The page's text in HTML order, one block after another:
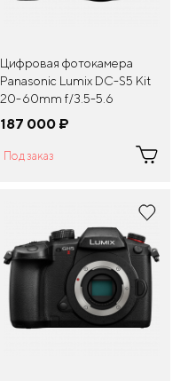
Цифровая фотокамера
Panasonic Lumix DC-S5 Kit
20-60mm f/3.5-5.6
187 000 ¤
Под заказ